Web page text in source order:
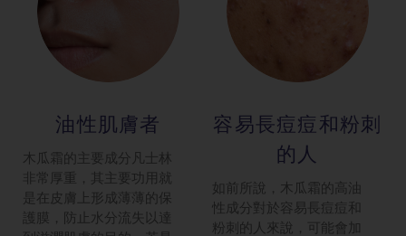
油性肌膚者
木瓜霜的主要成分凡士林
非常厚重，其主要功用就
是在皮膚上形成薄薄的保
護膜，防止水分流失以達
容易長痘痘和粉刺
的人
如前所說，木瓜霜的高油
性成分對於容易長痘痘和
粉刺的人來說，可能會加